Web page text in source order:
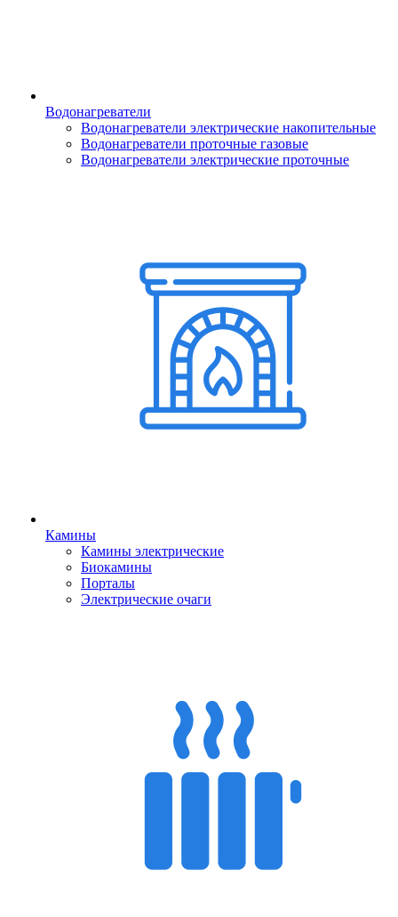
Водонагреватели
Водонагреватели электрические накопительные
Водонагреватели проточные газовые
Водонагреватели электрические проточные
Камины
Камины электрические
Биокамины
Порталы
Электрические очаги